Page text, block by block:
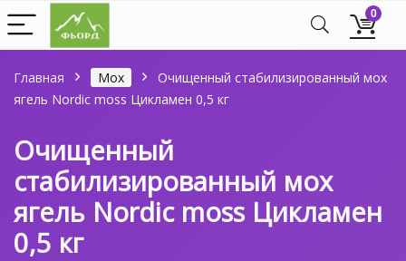
0
Главная Мох
Очищенный стабилизированный мох
ягель Nordic moss Цикламен 0,5 кг
Очищенный
стабилизированный мох
ягель Nordic moss Цикламен
0,5 кг